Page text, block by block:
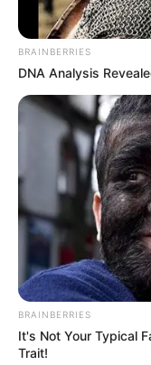
Rolos de papel
absorvente ou
Caixas de
leite, biscoitos,
Disco oval de
servirá como
Papéis de
Tesoura
Cola branca;
BRAINBERRIES
DNA Analysis
BRAINBERRIES
It's Not Your Typical
Trait!